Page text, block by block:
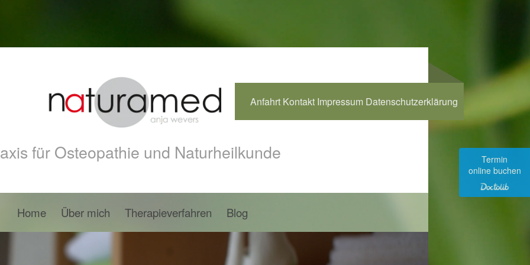
Termin
online buchen
Anfahrt Kontakt Impressum Datenschutzerklärung
für Osteopathie und Naturheilkunde
Home Über mich Therapieverfahren Blog